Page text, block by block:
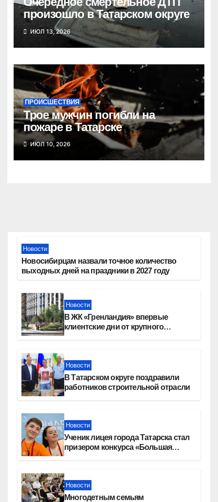
произошло в Татарском округе
ИЮЛ 13, 2026
ПРОИСШЕСТВИЯ
Трое мужчин погибли на
пожаре в Татарске
ИЮЛ 10, 2026
Новости
Новосибирцам назвали точное количество
выходных дней на праздники в 2027 году
Новости
В ЖК «Гренландия» впервые
клиентские дни от крупного
Новости
В Татарском округе поздравили
работников строительной отрасли
Новости
Ученик лицея города Татарска стал
призером конкурса «Большая
Новости
Многодетным семьям